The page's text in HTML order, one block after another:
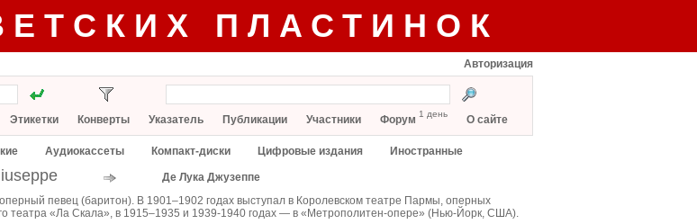
ПЛАСТИНОК
Авторизация
Этикетки Конверты Указатель Публикации Участники Форум 1 день О сайте
Аудиокассеты Компакт-диски Цифровые издания Иностранные
Де Лука Джузеппе
певец (баритон). В 1901–1902 годах выступал в Королевском театре Пармы, оперных
театра «Ла Скала», в 1915–1935 и 1939-1940 годах — в «Метрополитен-опере» (Нью-Йорк, США).